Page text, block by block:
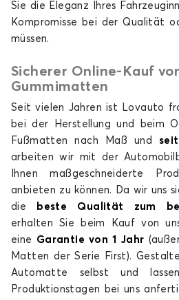
Fußmatten für
Fußmatten für
SUBARU
Fußmatten für
TESLA
VOLKSWAGEN
Sie die Eleganz Ihres
Kompromisse bei der Qualität
müssen.
Sicherer Online-Kauf
Gummimatten
Seit vielen Jahren ist Lovauto
bei der Herstellung und beim
Fußmatten nach Maß und
arbeiten wir mit der
Ihnen maßgeschneiderte
anbieten zu können. Da wir uns
die
beste Qualität zum
erhalten Sie beim Kauf von
eine Garantie von 1 Jahr
Matten der Serie First).
Automatte selbst und
Produktionstagen bei uns